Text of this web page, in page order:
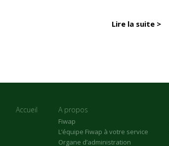
Lire la suite >
Accueil A propos
Fiwap
L’équipe Fiwap à votre service
Organe d’administration